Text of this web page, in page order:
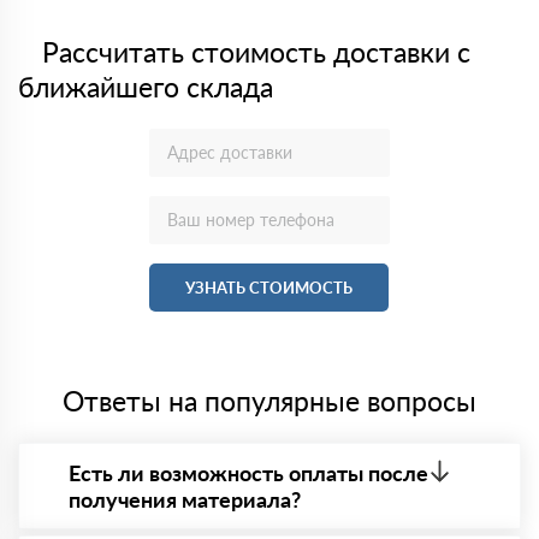
Рассчитать стоимость доставки с
ближайшего склада
УЗНАТЬ СТОИМОСТЬ
Ответы на популярные вопросы
Есть ли возможность оплаты после
получения материала?